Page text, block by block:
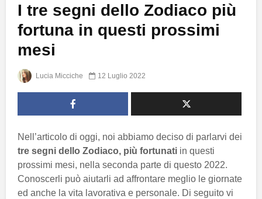
I tre segni dello Zodiaco più
fortuna in questi prossimi
mesi
Lucia Micciche 12 Luglio 2022
Nell’articolo di oggi, noi abbiamo deciso di parlarvi dei
tre segni dello Zodiaco, più fortunati in questi
prossimi mesi, nella seconda parte di questo 2022.
Conoscerli può aiutarli ad affrontare meglio le giornate
ed anche la vita lavorativa e personale. Di seguito vi